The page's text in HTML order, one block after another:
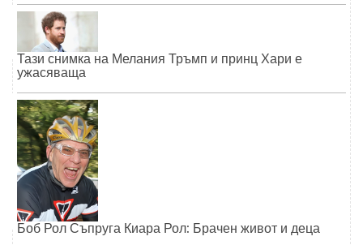
Тази снимка на Мелания Тръмп и принц Хари е
ужасяваща
Боб Рол Съпруга Киара Рол: Брачен живот и деца